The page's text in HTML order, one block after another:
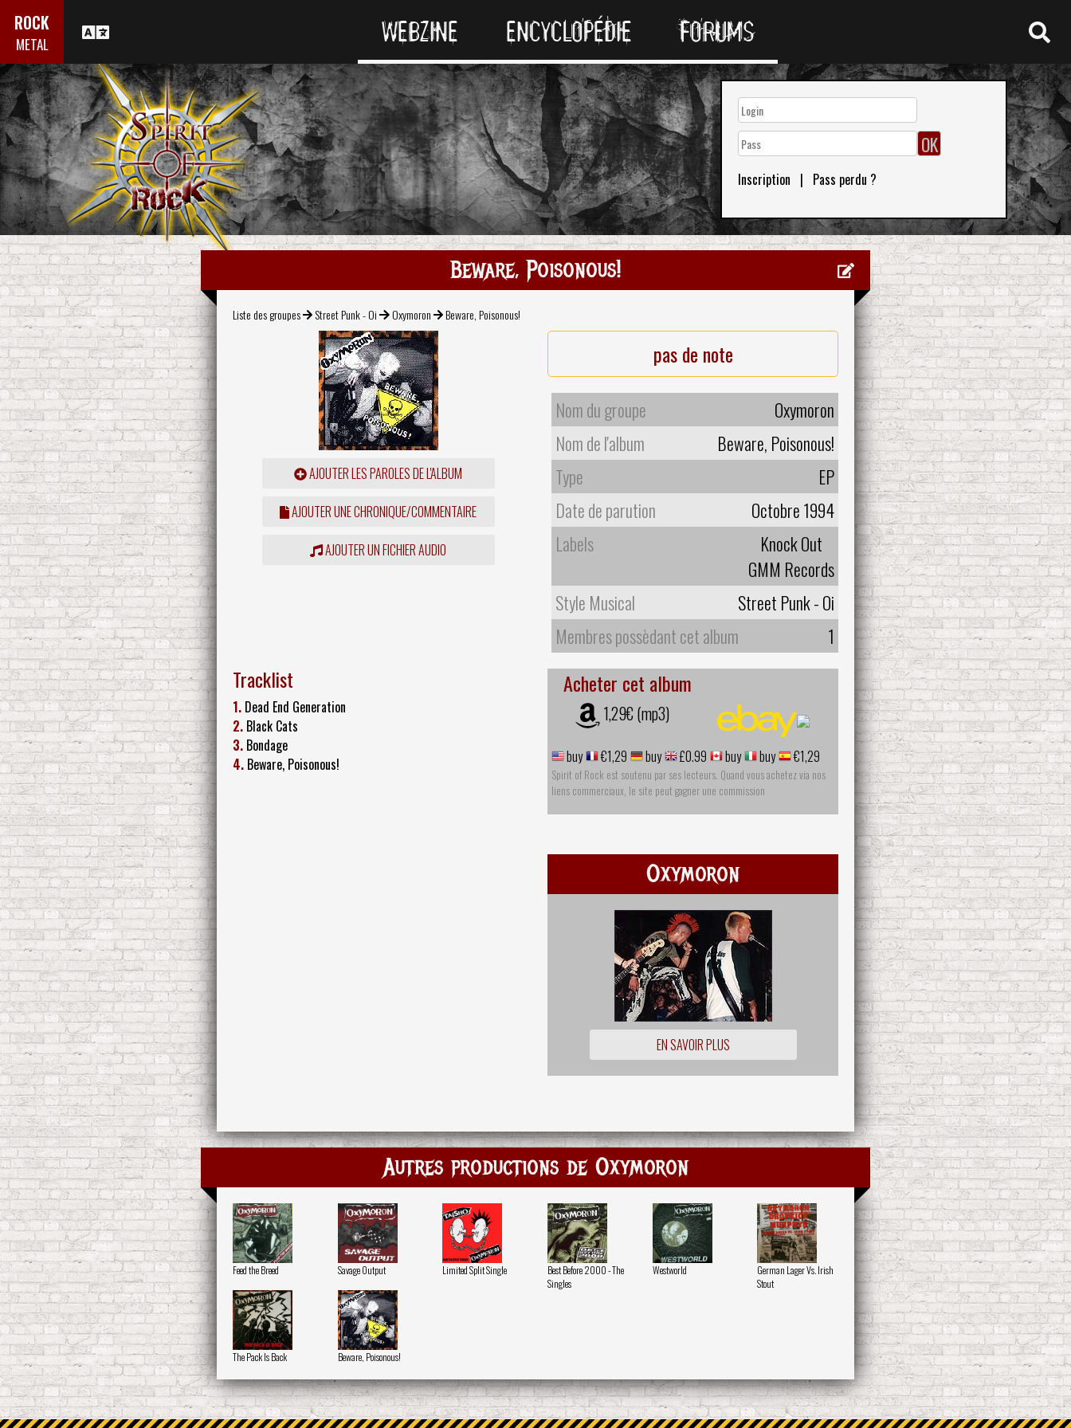
ROCK
METAL WEBZINE ENCYCLOPÉDIE FORUMS
Inscription | Pass perdu ?
Beware, Poisonous!
Liste des groupes Street Punk - Oi Oxymoron Beware, Poisonous!
AJOUTER LES PAROLES DE L'ALBUM
AJOUTER UNE CHRONIQUE/COMMENTAIRE
AJOUTER UN FICHIER AUDIO
pas de note
Nom du groupe
Oxymoron
Nom de l'album
Beware, Poisonous!
Type
EP
Date de parution
Octobre 1994
Labels
Knock Out
GMM Records
Style Musical
Street Punk - Oi
Membres possèdant cet album
1
Tracklist
1. Dead End Generation
2. Black Cats
3. Bondage
4. Beware, Poisonous!
Acheter cet album
1,29€ (mp3)
buy €1,29 buy £0.99 buy buy €1,29
Spirit of Rock est soutenu par ses lecteurs. Quand vous achetez via nos
liens commerciaux, le site peut gagner une commission
Oxymoron
EN SAVOIR PLUS
Autres productions de Oxymoron
Feed the Breed Savage Output Limited Split Single
Best Before 2000 - The
Singles
Westworld
German Lager Vs. Irish
Stout
The Pack Is Back Beware, Poisonous!